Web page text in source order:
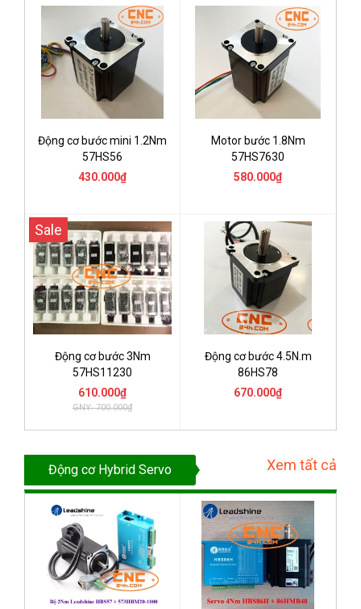
Động cơ bước mini 1.2Nm
57HS56
430.000₫
Motor bước 1.8Nm
57HS7630
580.000₫
Sale
Động cơ bước 3Nm
57HS11230
610.000₫
GNY: 700.000₫
Động cơ bước 4.5N.m
86HS78
670.000₫
Động cơ Hybrid Servo Xem tất cả